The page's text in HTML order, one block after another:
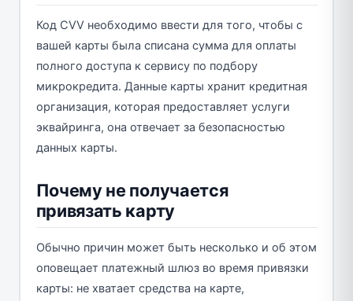
Код CVV необходимо ввести для того, чтобы с
вашей карты была списана сумма для оплаты
полного доступа к сервису по подбору
микрокредита. Данные карты хранит кредитная
организация, которая предоставляет услуги
эквайринга, она отвечает за безопасностью
данных карты.
Почему не получается
привязать карту
Обычно причин может быть несколько и об этом
оповещает платежный шлюз во время привязки
карты: не хватает средства на карте,